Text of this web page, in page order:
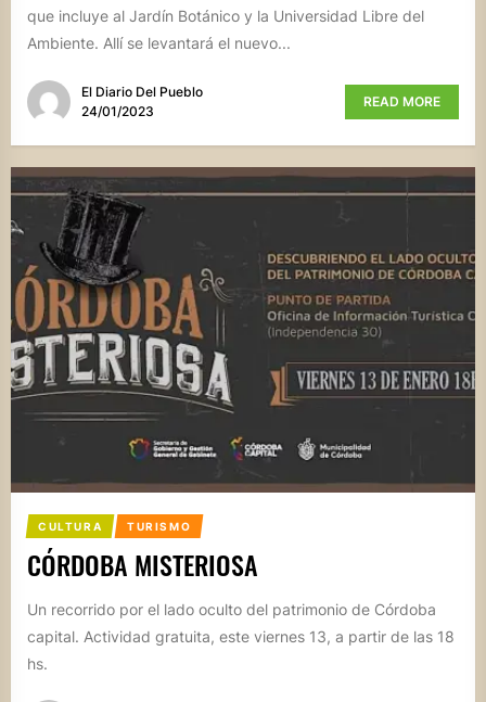
que incluye al Jardín Botánico y la Universidad Libre del
Ambiente. Allí se levantará el nuevo...
El Diario Del Pueblo
24/01/2023
READ MORE
CULTURA TURISMO
CÓRDOBA MISTERIOSA
Un recorrido por el lado oculto del patrimonio de Córdoba
capital. Actividad gratuita, este viernes 13, a partir de las 18
hs.